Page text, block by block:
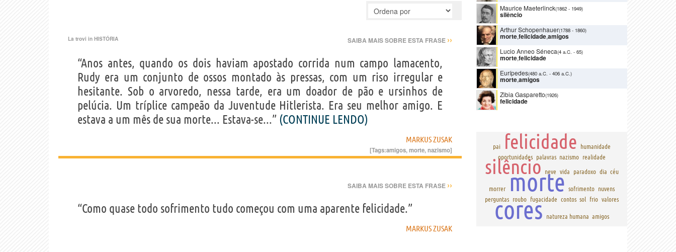
La trovi in HISTÓRIA SAIBA MAIS SOBRE ESTA FRASE ››
“Anos antes, quando os dois haviam apostado corrida num campo lamacento,
Rudy era um conjunto de ossos montado às pressas, com um riso irregular e
hesitante. Sob o arvoredo, nessa tarde, era um doador de pão e ursinhos de
pelúcia. Um tríplice campeão da Juventude Hitlerista. Era seu melhor amigo. E
estava a um mês de sua morte... Estava-se...” (CONTINUE LENDO)
MARKUS ZUSAK
[Tags:amigos,morte,nazismo]
SAIBA MAIS SOBRE ESTA FRASE ››
“Como quase todo sofrimento tudo começou com uma aparente felicidade.”
MARKUS ZUSAK
Maurice Maeterlinck(1862 - 1949)
silêncio
Arthur Schopenhauer(1788 - 1860)
morte,felicidade,amigos
Lucio Anneo Séneca(4 a.C. - 65)
morte,felicidade
Eurípedes(480 a.C. - 406 a.C.)
morte,amigos
Zibia Gasparetto(1926)
felicidade
pai felicidade
humanidade
oportunidades palavras nazismo realidade
silêncio neve vida paradoxo dia céu
morrer morte sofrimento nuvens
perguntas roubo fugacidade contos sol frio valores
cores natureza humana amigos